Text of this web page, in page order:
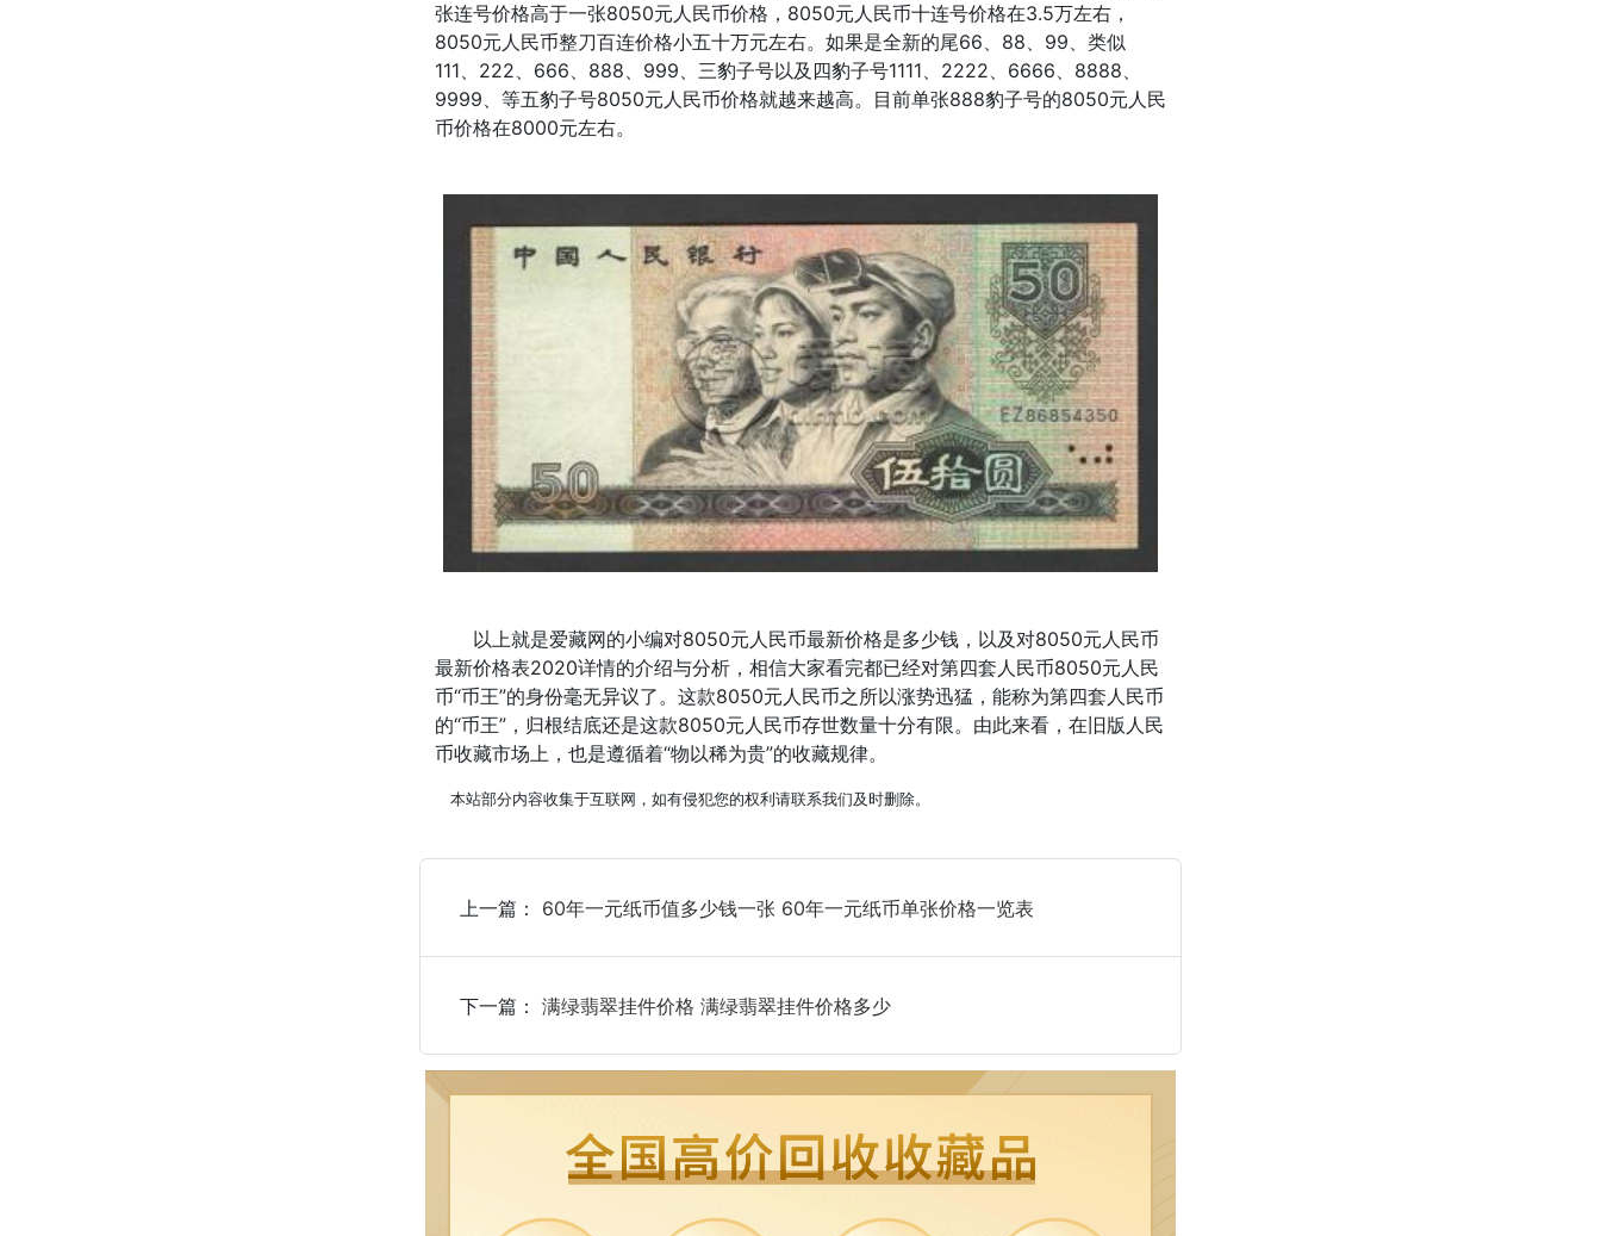
张连号价格高于一张8050元人民币价格，8050元人民币十连号价格在3.5万左右，
8050元人民币整刀百连价格小五十万元左右。如果是全新的尾66、88、99、类似
111、222、666、888、999、三豹子号以及四豹子号1111、2222、6666、8888、
9999、等五豹子号8050元人民币价格就越来越高。目前单张888豹子号的8050元人民
币价格在8000元左右。
以上就是爱藏网的小编对8050元人民币最新价格是多少钱，以及对8050元人民币
最新价格表2020详情的介绍与分析，相信大家看完都已经对第四套人民币8050元人民
币“币王”的身份毫无异议了。这款8050元人民币之所以涨势迅猛，能称为第四套人民币
的“币王”，归根结底还是这款8050元人民币存世数量十分有限。由此来看，在旧版人民
币收藏市场上，也是遵循着“物以稀为贵”的收藏规律。
本站部分内容收集于互联网，如有侵犯您的权利请联系我们及时删除。
上一篇： 60年一元纸币值多少钱一张 60年一元纸币单张价格一览表
下一篇： 满绿翡翠挂件价格 满绿翡翠挂件价格多少